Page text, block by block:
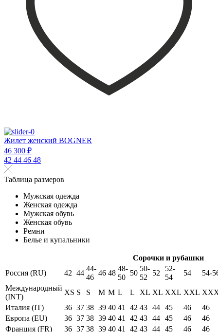
Жилет женский BOGNER
46 300 ₽
42 44 46 48
Таблица размеров
Мужская одежда
Женская одежда
Мужская обувь
Женская обувь
Ремни
Белье и купальники
Сорочки и рубашки
Россия (RU)
42 44
44-
46
46 48
48-
50
50
50-
52
52
52-
54
54
54-
Международный
(INT)
XS S S M M L L XL XL XXL XXL
Италия (IT)
36 37 38 39 40 41 42 43 44 45 46
46
Европа (EU)
36 37 38 39 40 41 42 43 44 45 46
46
Франция (FR)
36 37 38 39 40 41 42 43 44 45 46 46